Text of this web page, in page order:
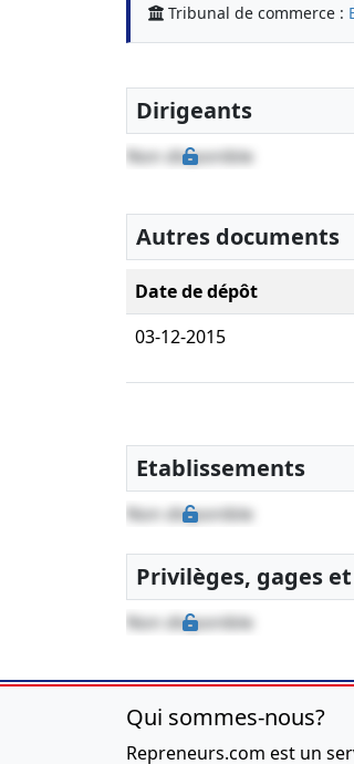
Tribunal de commerce :
Dirigeants
Non disponible
Autres documents
Date de dépôt
03-12-2015
Etablissements
Non disponible
Privilèges, gages
Non disponible
Qui sommes-nous?
Repreneurs.com est un